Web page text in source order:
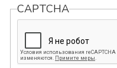
CAPTCHA